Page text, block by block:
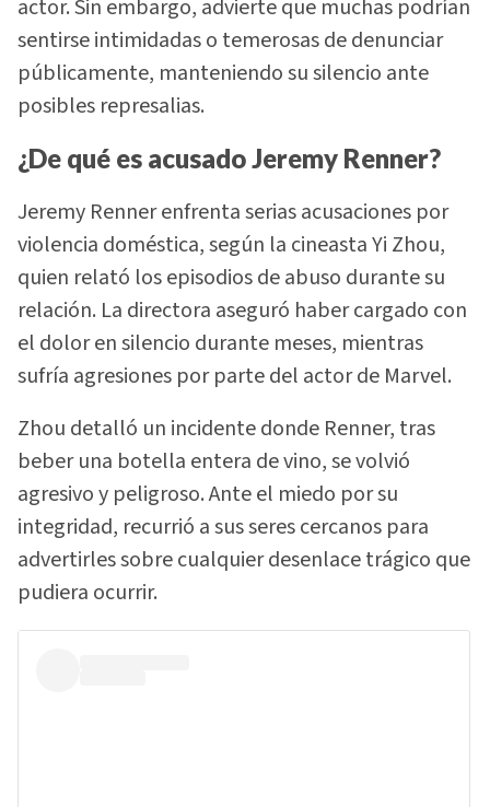
actor. Sin embargo, advierte que muchas podrían
sentirse intimidadas o temerosas de denunciar
públicamente, manteniendo su silencio ante
posibles represalias.
¿De qué es acusado Jeremy Renner?
Jeremy Renner enfrenta serias acusaciones por
violencia doméstica, según la cineasta Yi Zhou,
quien relató los episodios de abuso durante su
relación. La directora aseguró haber cargado con
el dolor en silencio durante meses, mientras
sufría agresiones por parte del actor de Marvel.
Zhou detalló un incidente donde Renner, tras
beber una botella entera de vino, se volvió
agresivo y peligroso. Ante el miedo por su
integridad, recurrió a sus seres cercanos para
advertirles sobre cualquier desenlace trágico que
pudiera ocurrir.